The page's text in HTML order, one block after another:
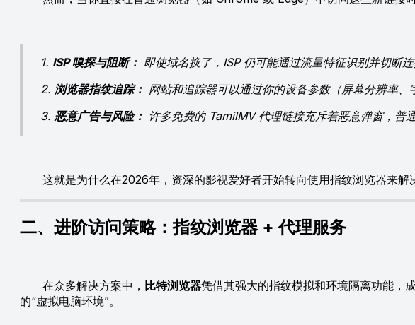
1. ISP 嗅探与阻断： 即使域名换了，ISP 仍可能通过流量特征识别并切断连
2. 浏览器指纹追踪： 网站和追踪器可以通过你的设备参数（屏幕分辨率
3. 恶意广告与风险： 许多免费的 TamilMV 代理链接充斥着恶意弹窗，普
这就是为什么在2026年，资深的影视爱好者开始转向使用指纹浏览器来解
二、进阶访问策略：指纹浏览器 + 代理服务
在众多解决方案中， 比特浏览器凭借其强大的指纹模拟和环境隔离功能，
的“虚拟电脑环境”。